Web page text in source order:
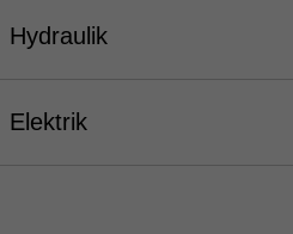
Hydraulik
Elektrik